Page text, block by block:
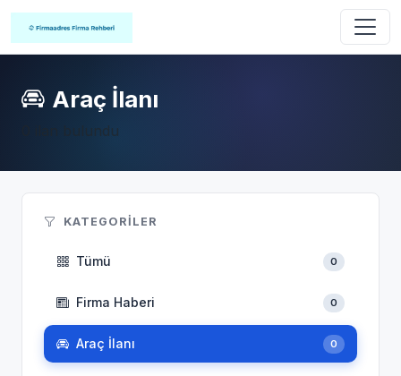
Araç İlanı
0 ilan bulundu
KATEGORILER
Tümü 0
Firma Haberi 0
Araç İlanı 0